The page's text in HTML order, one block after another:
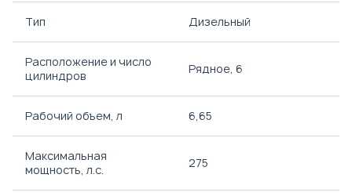
Тип Дизельный
Расположение и число
цилиндров
Рядное, 6
Рабочий объем, л 6,65
Максимальная
мощность, л.с.
275